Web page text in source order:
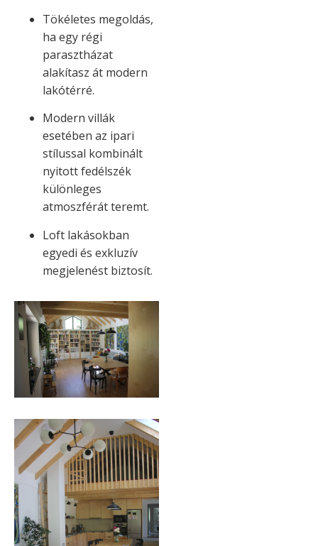
Tökéletes megoldás,
ha egy régi
parasztházat
alakítasz át modern
lakótérré.
Modern villák
esetében az ipari
stílussal kombinált
nyitott fedélszék
különleges
atmoszférát teremt.
Loft lakásokban
egyedi és exkluzív
megjelenést biztosít.